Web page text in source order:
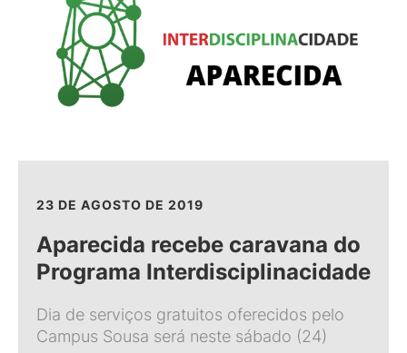
23 DE AGOSTO DE 2019
Aparecida recebe caravana do
Programa Interdisciplinacidade
Dia de serviços gratuitos oferecidos pelo
Campus Sousa será neste sábado (24)